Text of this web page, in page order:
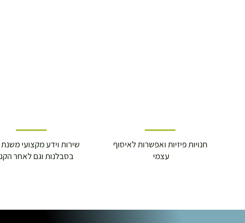
מוצרי כושר ( בלבד) ניתן לאסוף ממחסני החברה
שירות וידע מקצועי משנת 1978
בסבלנות וגם לאחר
חנויות פיזיות ואפשרות לאיסוף
עצמי